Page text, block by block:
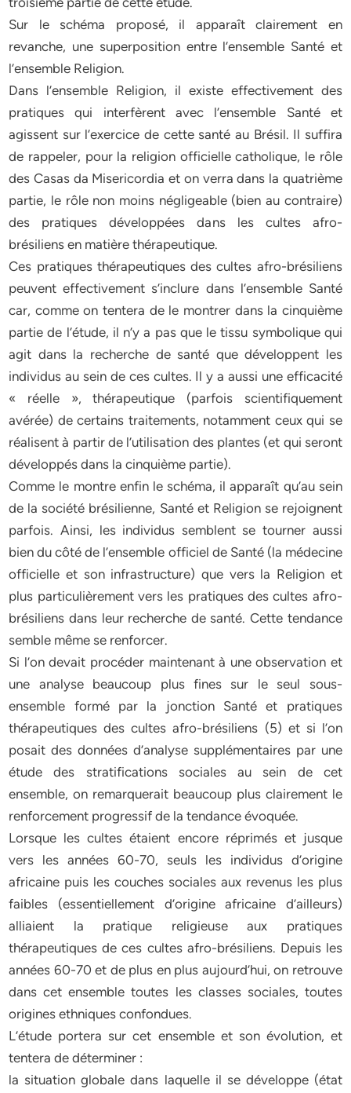
Sur le schéma proposé, il apparaît clairement en
revanche, une superposition entre l’ensemble Santé et
l’ensemble Religion.
Dans l’ensemble Religion, il existe effectivement des
pratiques qui interfèrent avec l’ensemble Santé et
agissent sur l’exercice de cette santé au Brésil. Il suffira
de rappeler, pour la religion officielle catholique, le rôle
des Casas da Misericordia et on verra dans la quatrième
partie, le rôle non moins négligeable (bien au contraire)
des pratiques développées dans les cultes afro-
brésiliens en matière thérapeutique.
Ces pratiques thérapeutiques des cultes afro-brésiliens
peuvent effectivement s’inclure dans l’ensemble Santé
car, comme on tentera de le montrer dans la cinquième
partie de l’étude, il n’y a pas que le tissu symbolique qui
agit dans la recherche de santé que développent les
individus au sein de ces cultes. Il y a aussi une efficacité
« réelle », thérapeutique (parfois scientifiquement
avérée) de certains traitements, notamment ceux qui se
réalisent à partir de l’utilisation des plantes (et qui seront
développés dans la cinquième partie).
Comme le montre enfin le schéma, il apparaît qu’au sein
de la société brésilienne, Santé et Religion se rejoignent
parfois. Ainsi, les individus semblent se tourner aussi
bien du côté de l’ensemble officiel de Santé (la médecine
officielle et son infrastructure) que vers la Religion et
plus particulièrement vers les pratiques des cultes afro-
brésiliens dans leur recherche de santé. Cette tendance
semble même se renforcer.
Si l’on devait procéder maintenant à une observation et
une analyse beaucoup plus fines sur le seul sous-
ensemble formé par la jonction Santé et pratiques
thérapeutiques des cultes afro-brésiliens (5) et si l’on
posait des données d’analyse supplémentaires par une
étude des stratifications sociales au sein de cet
ensemble, on remarquerait beaucoup plus clairement le
renforcement progressif de la tendance évoquée.
Lorsque les cultes étaient encore réprimés et jusque
vers les années 60-70, seuls les individus d’origine
africaine puis les couches sociales aux revenus les plus
faibles (essentiellement d’origine africaine d’ailleurs)
alliaient la pratique religieuse aux pratiques
thérapeutiques de ces cultes afro-brésiliens. Depuis les
années 60-70 et de plus en plus aujourd’hui, on retrouve
dans cet ensemble toutes les classes sociales, toutes
origines ethniques confondues.
L’étude portera sur cet ensemble et son évolution, et
tentera de déterminer :
la situation globale dans laquelle il se développe (état